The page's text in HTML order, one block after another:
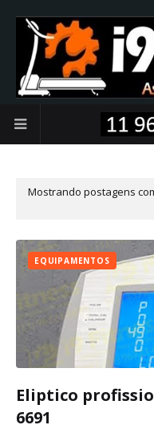
Mostrando postagens
EQUIPAMENTOS
Eliptico
6691